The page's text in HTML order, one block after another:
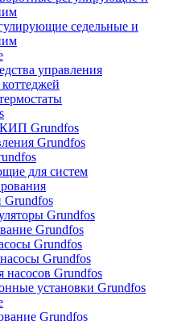
седельные и
управления
КИП Grundfos
Grundfos
для систем
Grundfos
Grundfos
Grundfos
Grundfos
насосов Grundfos
установки Grundfos
Grundfos